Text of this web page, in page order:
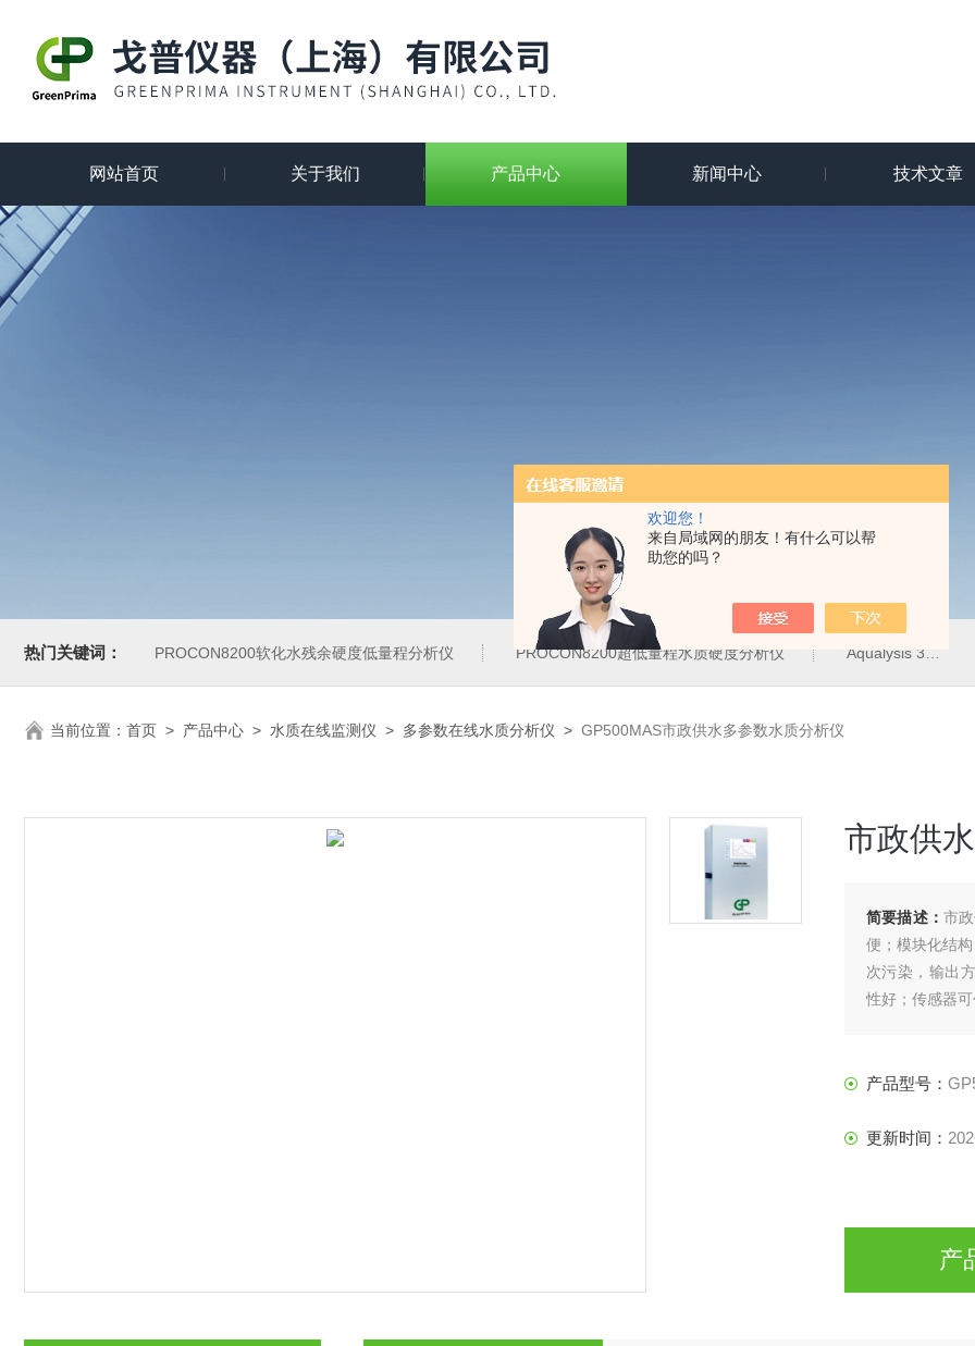
欢迎您！
来自局域网的朋友！有什么可以帮
助您的吗？
网站首页 关于我们 产品中心 新闻中心 技术文章
热门关键词： PROCON8200软化水残余硬度低量程分析仪 PROCON8200超低量程水质硬度分析仪 Aqualysis 300饮用水管网在线余氯总氯分析仪
当前位置： 首页 > 产品中心 > 水质在线监测仪 > 多参数在线水质分析仪 > GP500MAS市政供水多参数水质分析仪
市政供
简要描述： 市
便；模块化结
次污染，输出
性好；传感器
产品型号：
更新时间：
产